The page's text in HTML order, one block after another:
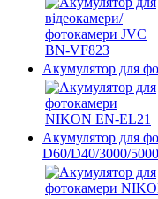
Акумулятор для
Акумулятор для
D60/D40/3000/5000